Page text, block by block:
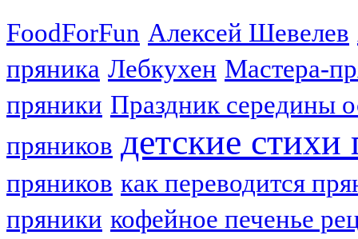
FoodForFun Алексей Шевелев
пряника Лебкухен Мастера-
пряники Праздник середины
пряников детские
пряников как переводится
пряники кофейное печенье